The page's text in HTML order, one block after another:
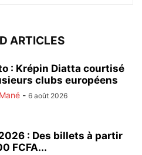
ARTICLES
: Krépin Diatta courtisé
clubs européens
- 6 août 2026
: Des billets à partir
FCFA...